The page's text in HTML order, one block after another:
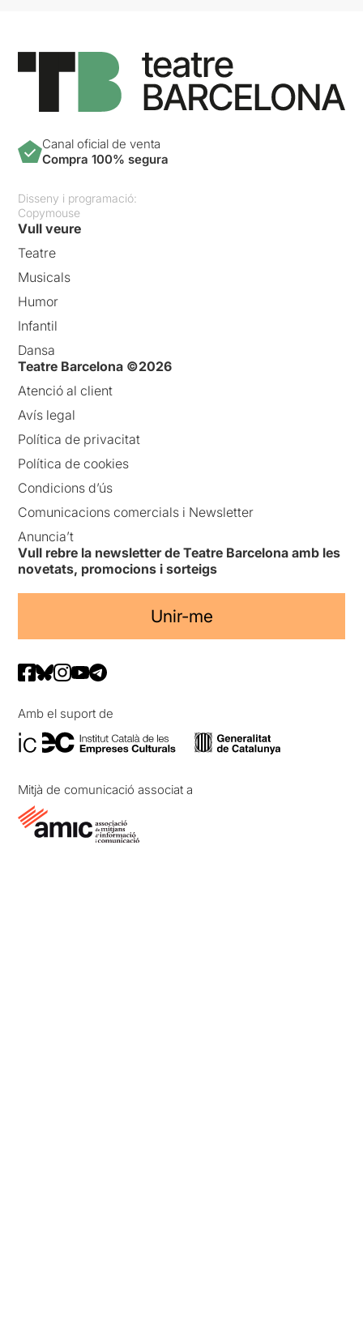
Canal oficial de venta
Compra 100% segura
Disseny i programació:
Copymouse
Vull veure
Teatre
Musicals
Humor
Infantil
Dansa
Teatre Barcelona ©2026
Atenció al client
Avís legal
Política de privacitat
Política de cookies
Condicions d’ús
Comunicacions comercials i Newsletter
Anuncia’t
Vull rebre la newsletter de Teatre Barcelona amb les
novetats, promocions i sorteigs
Unir-me
Amb el suport de
Mitjà de comunicació associat a